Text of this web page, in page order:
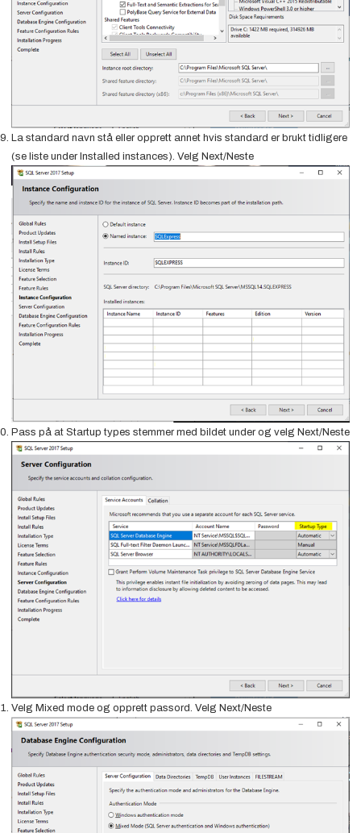
La standard navn stå eller opprett annet hvis standard er brukt tidligere
(se liste under Installed instances). Velg Next/Neste
Pass på at Startup types stemmer med bildet under og velg Next/Neste
Velg Mixed mode og opprett passord. Velg Next/Neste